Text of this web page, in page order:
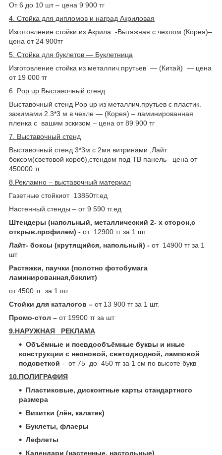
От 6 до 10 шт – цена 9 900 тг
4. Стойка для дипломов и наград Акриловая
Изготовление стойки из Акрила -Вытяжная с чехлом (Корея)–
цена от 24 900тг
5. Стойка для буклетов ― Буклетница
Изготовление стойка из металлич.прутьев ― (Китай) ― цена
от 19 000 тг
6. Pop up Выставочный стенд
Выставочный стенд Рop up из металлич.прутьев c пластик.
зажимами 2.3*3 м в чехле ― (Корея) – ламинированная
пленка с вашим эскизом – цена от 89 900 тг
7. Выставочный стенд
Выставочный стенд 3*3м с 2мя витринами ,Лайт
боксом(световой короб),стендом под ТВ панель– цена от
450000 тг
8.Рекламно – выставочный материал
Газетные стойкиот 13850тг.ед
Настенный стенды – от 9 590 тг.ед
Штендеры (напольный, металлический 2- х сторон,с
открыв.профилем) - от 12900 тг за 1 шт
Лайт- боксы (крутящийся, напольный) - от 14900 тг за 1
шт
Растяжки, паучки (полотно фотобумага
ламинированная,бэклит)
от 4500 тг за 1 шт
Стойки для каталогов – от 13 900 тг за 1 шт.
Промо-стол – от 19900 тг за шт
9.НАРУЖНАЯ РЕКЛАМА
Объёмные и псевдообъёмные буквы и иные
конструкции с неоновой, светодиодной, ламповой
подсветкой - от 75 до 450 тг за 1 см по высоте букв
10.ПОЛИГРАФИЯ
Пластиковые, дисконтные карты стандартного
размера
Визитки (лён, калатек)
Буклеты, флаеры
Лефлеты
Календари (настенные, настольные)